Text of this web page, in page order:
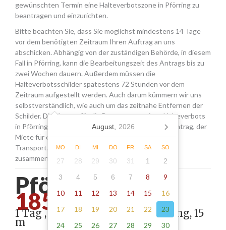
gewünschten Termin eine Halteverbotszone in Pförring zu
beantragen und einzurichten.
Bitte beachten Sie, dass Sie möglichst mindestens 14 Tage
vor dem benötigten Zeitraum Ihren Auftrag an uns
abschicken. Abhängig von der zuständigen Behörde, in diesem
Fall in Pförring, kann die Bearbeitungszeit des Antrags bis zu
zwei Wochen dauern. Außerdem müssen die
Halteverbotsschilder spätestens 72 Stunden vor dem
Zeitraum aufgestellt werden. Auch darum kümmern wir uns
selbstverständlich, wie auch um das zeitnahe Entfernen der
Schilder. Die Kosten für die Beantragung eines Halteverbots
in Pförring setzen sich aus den Gebühren für den Antrag, der
Miete für die Schilder sowie einer Pauschale für den
Transport, das Aufstellen und Abholen der Schilder
zusammen.
Pförring -
185.00
1 Tag , Stellung gemäß Anordnung, 15
m
August, 2026
MO DI MI DO FR SA SO
27 28 29 30 31 1
2
3
4 5 6 7 8
9
10
11 12 13 14 15
16
17
18 19 20 21 22
23
24
25 26 27 28 29
30